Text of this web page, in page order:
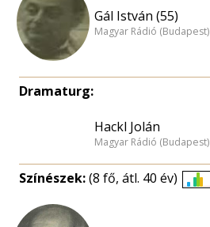
Gál István (55)
Magyar Rádió (Budapest)
Dramaturg:
Hackl Jolán
Magyar Rádió (Budapest)
Színészek:(8 fő, átl. 40 év)